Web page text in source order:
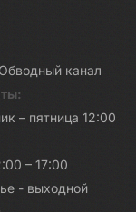
канал
– пятница 12:00
– 17:00
- выходной